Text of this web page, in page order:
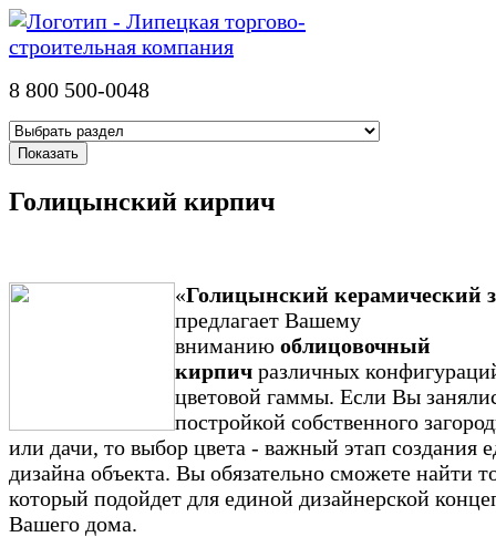
8 800 500-0048
Голицынский кирпич
«Голицынский керамический
предлагает Вашему
вниманию облицовочный
кирпич различных
цветовой гаммы. Если Вы
постройкой собственного
или дачи, то выбор цвета - важный этап создания
дизайна объекта. Вы обязательно сможете найти
который подойдет для единой дизайнерской
Вашего дома.